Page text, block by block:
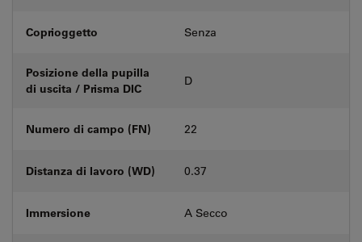
Coprioggetto Senza
Posizione della pupilla
di uscita / Prisma DIC
D
Numero di campo (FN) 22
Distanza di lavoro (WD) 0.37
Immersione A Secco